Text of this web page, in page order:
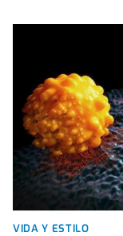
VIDA Y ESTILO